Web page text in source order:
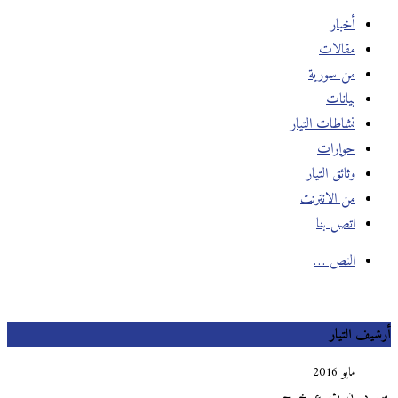
أخبار
مقالات
من سورية
بيانات
نشاطات التيار
حوارات
وثائق التيار
من الانترنت
اتصل بنا
النص …
التيار